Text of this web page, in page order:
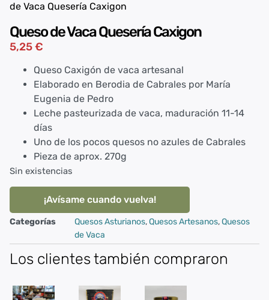
de Vaca Quesería Caxigon
Queso de Vaca Quesería Caxigon
5,25€
Queso Caxigón de vaca artesanal
Elaborado en Berodia de Cabrales por María
Eugenia de Pedro
Leche pasteurizada de vaca, maduración 11-14
días
Uno de los pocos quesos no azules de Cabrales
Pieza de aprox. 270g
Sin existencias
¡Avísame cuando vuelva!
Categorías Quesos Asturianos,Quesos Artesanos,Quesos
de Vaca
Los clientes también compraron